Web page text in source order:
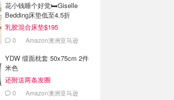
花小钱睡个好觉🛏️Giselle
Bedding床垫低至4.5折
乳胶混合床垫$195
0 Amazon澳洲亚马逊
YDW 缎面枕套 50x75cm 2件
米色
还附送两条发圈
0 Amazon澳洲亚马逊